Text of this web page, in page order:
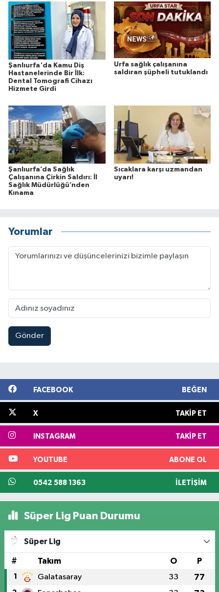
Şanlıurfa'da Kamu Diş
Hastanelerinde Bir İlk:
Dental Tomografi Cihazı
Hizmete Girdi
Urfa sağlık çalışanına
saldıran şüpheli tutuklandı
Şanlıurfa’da Sağlık
Çalışanına Çirkin Saldırı: İl
Sağlık Müdürlüğü’nden
Kınama
Sıcaklara karşı uzmandan
uyarı!
Yorumlar
Gönder
FACEBOOK BEĞEN
X TAKIP ET
INSTAGRAM TAKIP ET
YOUTUBE ABONE OL
0542 588 1363 İLETIŞIM
Süper Lig Puan Durumu
Süper Lig
# Takım O P
1 Galatasaray 33 77